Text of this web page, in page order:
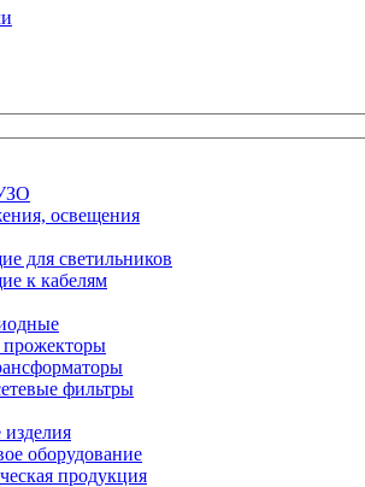
освещения
для светильников
к кабелям
фильтры
оборудование
продукция